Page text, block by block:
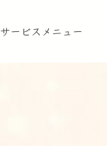
サービスメニュー